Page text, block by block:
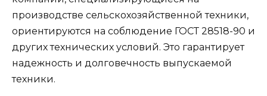
производстве сельскохозяйственной техники,
ориентируются на соблюдение ГОСТ 28518-90 и
других технических условий. Это гарантирует
надежность и долговечность выпускаемой
техники.